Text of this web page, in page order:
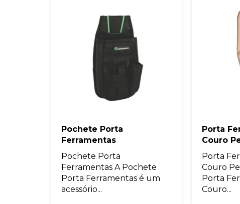
Pochete Porta
Ferramentas
Pochete Porta
Ferramentas A Pochete
Porta Ferramentas é um
acessório...
Porta
Couro
Porta
Couro
Porta
Couro...